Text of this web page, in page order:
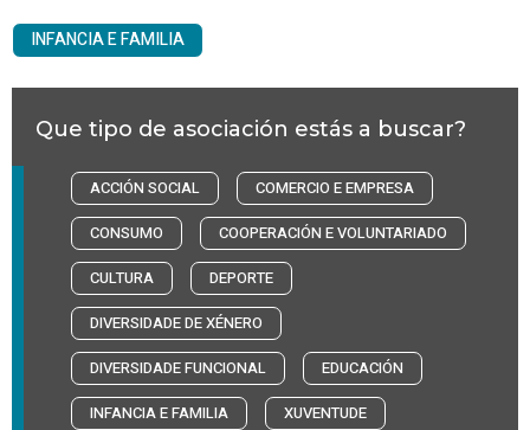
INFANCIA E FAMILIA
Que tipo de asociación estás a buscar?
ACCIÓN SOCIAL
COMERCIO E EMPRESA
CONSUMO
COOPERACIÓN E VOLUNTARIADO
CULTURA
DEPORTE
DIVERSIDADE DE XÉNERO
DIVERSIDADE FUNCIONAL
EDUCACIÓN
INFANCIA E FAMILIA
XUVENTUDE